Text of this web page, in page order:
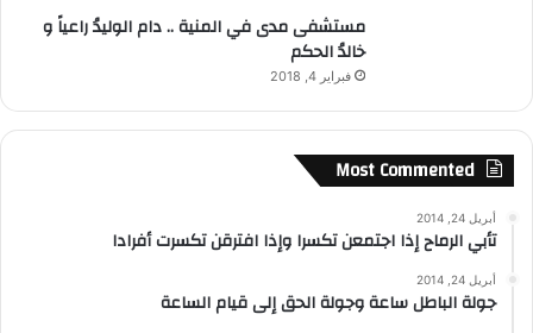
مستشفى مدى في المنية .. دام الوليدُ راعياً و
خالدُ الحكم
فبراير 4, 2018
Most Commented
أبريل 24, 2014
تأبي الرماح إذا اجتمعن تكسرا وإذا افترقن تكسرت أفرادا
أبريل 24, 2014
جولة الباطل ساعة وجولة الحق إلى قيام الساعة